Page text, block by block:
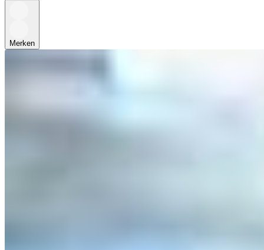
Merken